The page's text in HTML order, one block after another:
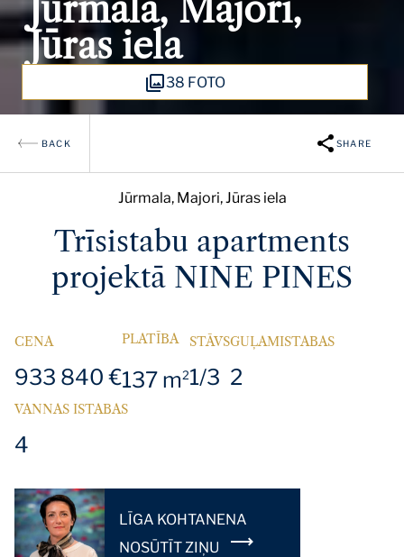
Jūrmala, Majori,
Jūras iela
38 FOTO
BACK SHARE
Jūrmala, Majori, Jūras iela
Trīsistabu apartments
projektā NINE PINES
CENA
933 840 €
PLATĪBA
137 m2
STĀVS
1/3
GUĻAMISTABAS
2
VANNAS ISTABAS
4
LĪGA KOHTANENA
NOSŪTĪT ZIŅU